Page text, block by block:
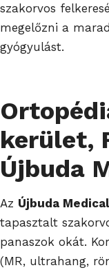
szakorvos
megelőzni a
gyógyulást.
kerület,
Újbuda
Az Újbuda
tapasztalt
panaszok okát.
(MR, ultrahang,